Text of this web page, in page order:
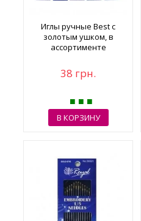
Иглы ручные Best с
золотым ушком, в
ассортименте
38 грн.
В КОРЗИНУ